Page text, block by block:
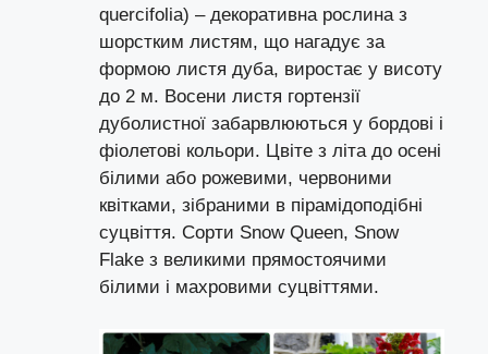
quercifolia) – декоративна рослина з
шорстким листям, що нагадує за
формою листя дуба, виростає у висоту
до 2 м. Восени листя гортензії
дуболистної забарвлюються у бордові і
фіолетові кольори. Цвіте з літа до осені
білими або рожевими, червоними
квітками, зібраними в пірамідоподібні
суцвіття. Сорти Snow Queen, Snow
Flake з великими прямостоячими
білими і махровими суцвіттями.